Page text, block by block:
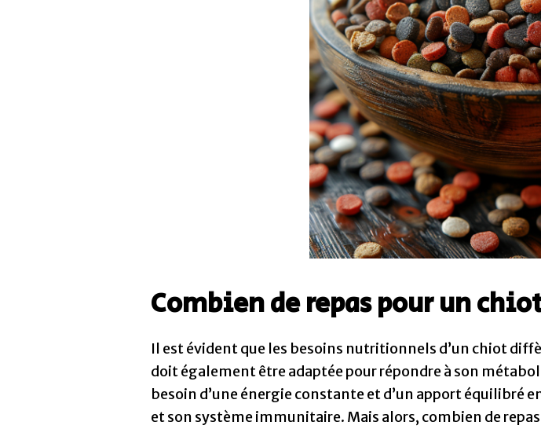
Combien de repas pour un
Il est évident que les besoins nutritionnels d’un chiot
doit également être adaptée pour répondre à son
besoin d’une énergie constante et d’un apport équilibré
et son système immunitaire. Mais alors, combien de